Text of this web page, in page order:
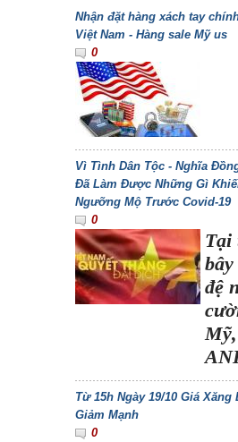
Nhận đặt hàng xách tay
Việt Nam - Hàng sale Mỹ us
0
Vì Tình Dân Tộc - Nghĩa
Đã Làm Được Những Gì
Ngưỡng Mộ Trước Covid-19
0
Tại
đệ
Từ 15h Ngày 19/10 Giá Xăng
Giảm Mạnh
0